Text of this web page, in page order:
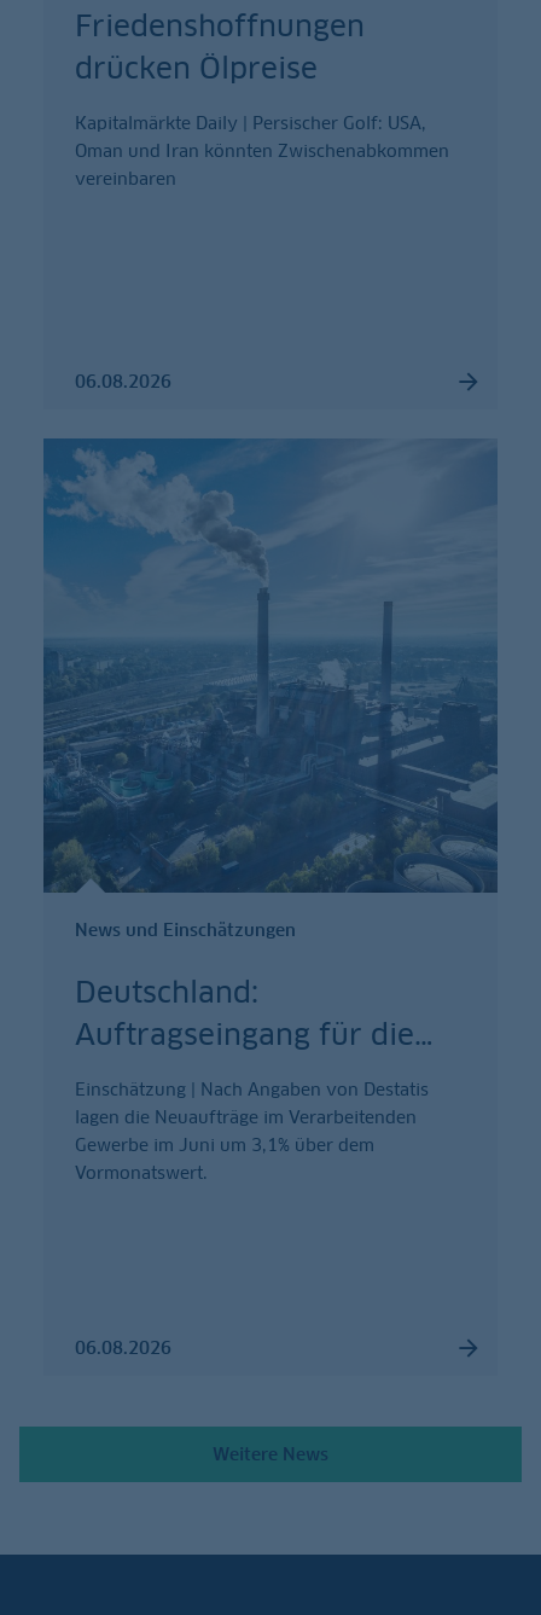
Friedenshoffnungen
drücken Ölpreise
Kapitalmärkte Daily | Persischer Golf: USA,
Oman und Iran könnten Zwischenabkommen
vereinbaren
06.08.2026
News und Einschätzungen
Deutschland:
Auftragseingang für die…
Einschätzung | Nach Angaben von Destatis
lagen die Neuaufträge im Verarbeitenden
Gewerbe im Juni um 3,1% über dem
Vormonatswert.
06.08.2026
Weitere News